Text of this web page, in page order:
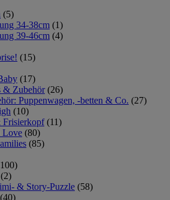
(5)
34-38cm (1)
39-46cm (4)
(15)
(17)
& Zubehör (26)
Puppenwagen, -betten & Co. (27)
(10)
Frisierkopf (11)
Love (80)
(85)
(2)
& Story-Puzzle (58)
(40)